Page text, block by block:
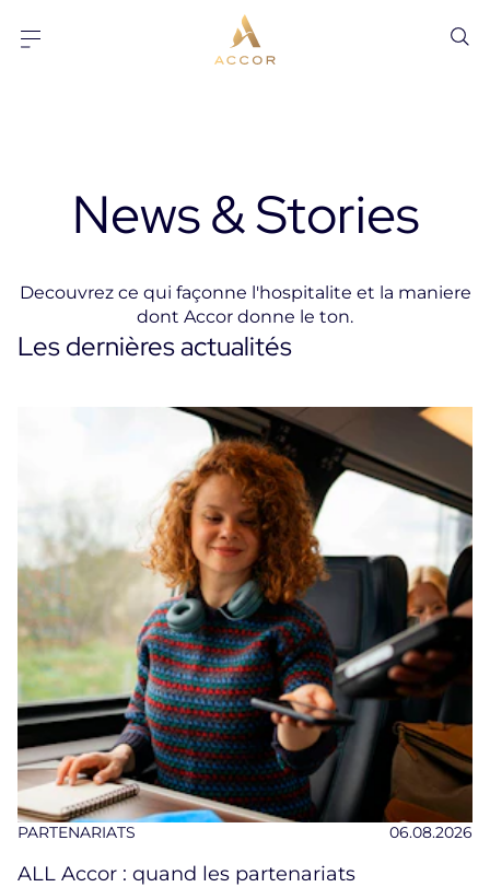
Aller au pied-de-page
News & Stories
Decouvrez ce qui façonne l'hospitalite et la maniere
dont Accor donne le ton.
Les dernières actualités
PARTENARIATS 06.08.2026
ALL Accor : quand les partenariats